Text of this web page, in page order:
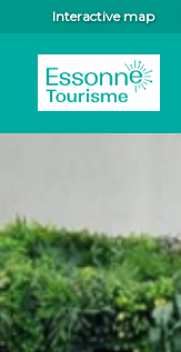
Interactive map